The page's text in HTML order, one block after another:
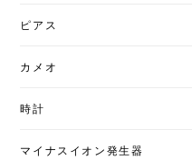
ピアス
カメオ
時計
マイナスイオン発生器